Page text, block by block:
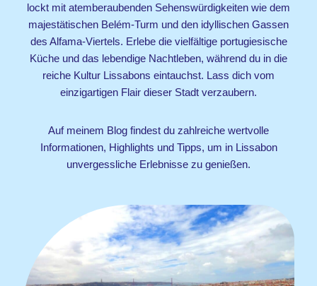
lockt mit atemberaubenden Sehenswürdigkeiten wie dem
majestätischen Belém-Turm und den idyllischen Gassen
des Alfama-Viertels. Erlebe die vielfältige portugiesische
Küche und das lebendige Nachtleben, während du in die
reiche Kultur Lissabons eintauchst. Lass dich vom
einzigartigen Flair dieser Stadt verzaubern.
Auf meinem Blog findest du zahlreiche wertvolle
Informationen, Highlights und Tipps, um in Lissabon
unvergessliche Erlebnisse zu genießen.